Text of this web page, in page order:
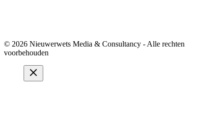
© 2026 Nieuwerwets Media & Consultancy - Alle rechten
voorbehouden